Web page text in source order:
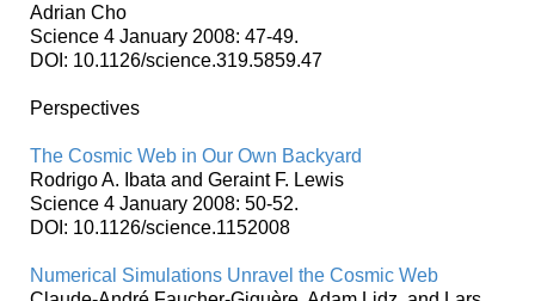
Adrian Cho
Science 4 January 2008: 47-49.
DOI: 10.1126/science.319.5859.47
Perspectives
The Cosmic Web in Our Own Backyard
Rodrigo A. Ibata and Geraint F. Lewis
Science 4 January 2008: 50-52.
DOI: 10.1126/science.1152008
Numerical Simulations Unravel the Cosmic Web